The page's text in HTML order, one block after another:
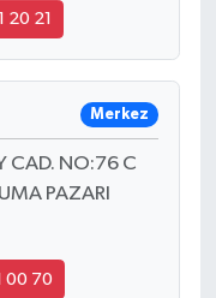
20 21
Merkez
CAD. NO:76 C
PAZARI
00 70